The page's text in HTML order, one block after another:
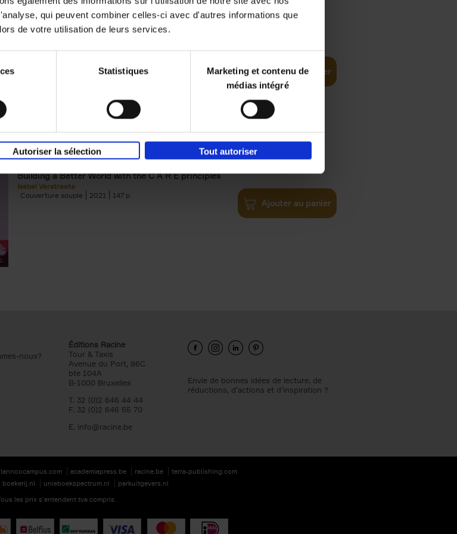
qui peuvent combiner celles-ci avec d'autres informations que
de votre utilisation de leurs services.
Statistiques
Marketing et contenu de
médias intégré
Autoriser la sélection Tout autoriser
Digital marketing like a PRO -
completely revised edition
Ajouter au panier
Does Your Brand Care?
Building a Better World with the C A R E principles
Isabel Verstraete
Couverture souple
2021 147
€34,99
Ajouter au panier
nous?
Éditions Racine
Tour & Taxis
Avenue du Port, 86C
bte 104A
B-1000 Bruxelles
T. 32 (0)2 646 44 44
F. 32 (0)2 646 55 70
E. info@racine.be
Envie de bonnes idées de lecture, de
réductions, d’actions et d’inspiration ?
lannoocampus.com academiapress.be racine.be
terra-publishing.com
boekerij.nl unieboekspectrum.nl
parkuitgevers.nl
les prix s’entendent tva compris.